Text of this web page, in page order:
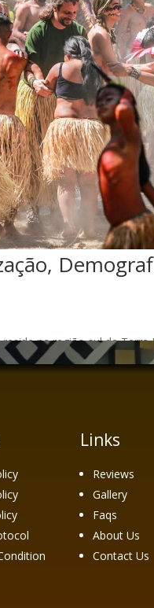
na região sul da
Situado no município de
Links
Reviews
Gallery
Faqs
About Us
Contact Us